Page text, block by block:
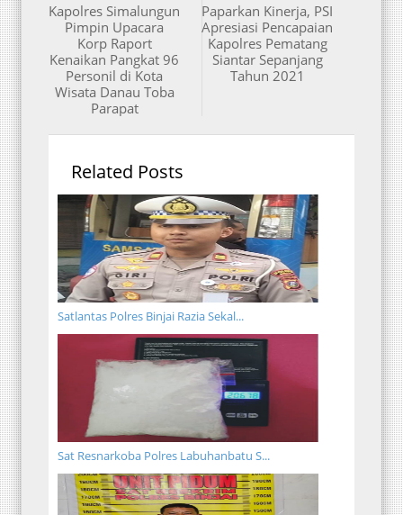
Paparkan Kinerja, PSI
Apresiasi Pencapaian
Kapolres Pematang
Siantar Sepanjang
Tahun 2021
Kapolres Simalungun
Pimpin Upacara
Korp Raport
Kenaikan Pangkat 96
Personil di Kota
Wisata Danau Toba
Parapat
Related Posts
Satlantas Polres Binjai Razia Sekal...
Sat Resnarkoba Polres Labuhanbatu S...